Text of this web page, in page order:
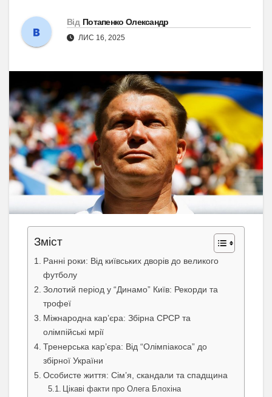
Від Потапенко Олександр
ЛИС 16, 2025
Зміст
Ранні роки: Від київських дворів до великого
футболу
Золотий період у “Динамо” Київ: Рекорди та
трофеї
Міжнародна кар’єра: Збірна СРСР та
олімпійські мрії
Тренерська кар’єра: Від “Олімпіакоса” до
збірної України
Особисте життя: Сім’я, скандали та спадщина
Цікаві факти про Олега Блохіна